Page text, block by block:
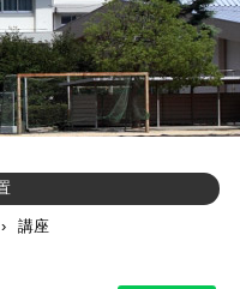
› 講座